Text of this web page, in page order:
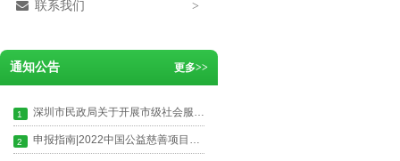
联系我们 >
通知公告 更多>>
1 深圳市民政局关于开展市级社会服务机构非营利性自查自纠工作的通知
2 申报指南|2022中国公益慈善项目大赛启动申报